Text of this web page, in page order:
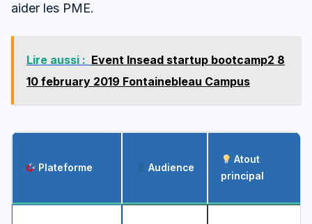
aider les PME.
Lire aussi : Event Insead startup bootcamp2 8
10 february 2019 Fontainebleau Campus
Plateforme Audience
Atout
principal